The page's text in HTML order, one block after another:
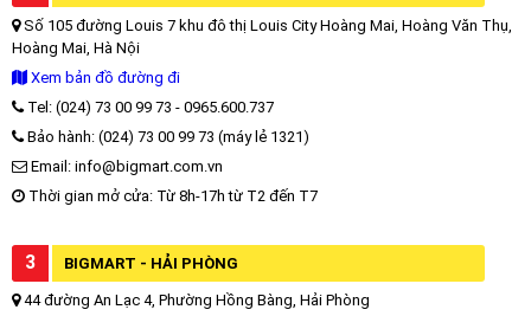
Số 105 đường Louis 7 khu đô thị Louis City Hoàng Mai, Hoàng Văn Thụ,
Hoàng Mai, Hà Nội
Xem bản đồ đường đi
Tel: (024) 73 00 99 73 - 0965.600.737
Bảo hành: (024) 73 00 99 73 (máy lẻ 1321)
Email: info@bigmart.com.vn
Thời gian mở cửa: Từ 8h-17h từ T2 đến T7
3 BIGMART - HẢI PHÒNG
44 đường An Lạc 4, Phường Hồng Bàng, Hải Phòng